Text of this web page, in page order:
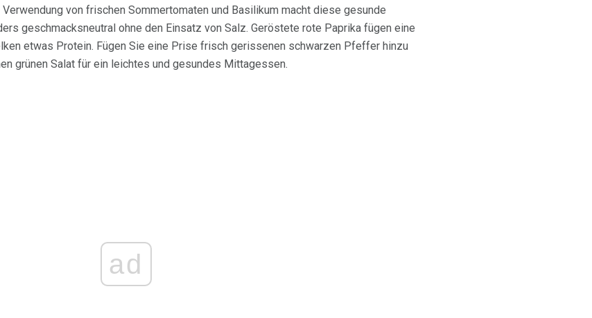
Verwendung von frischen Sommertomaten und Basilikum macht diese gesunde
geschmacksneutral ohne den Einsatz von Salz. Geröstete rote Paprika fügen eine
etwas Protein. Fügen Sie eine Prise frisch gerissenen schwarzen Pfeffer hinzu
grünen Salat für ein leichtes und gesundes Mittagessen.
ad